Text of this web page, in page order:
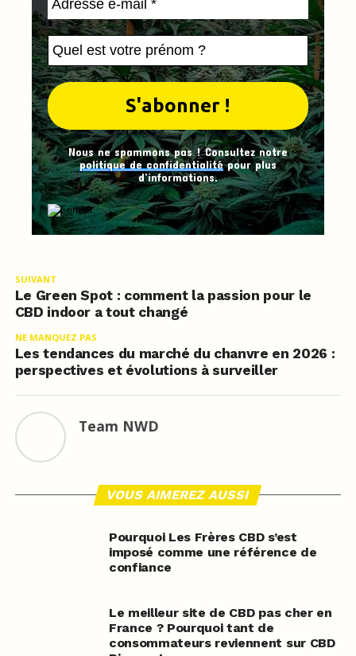
Nous ne spammons pas ! Consultez notre
politique de confidentialitépour plus
d’informations.
SUIVANT
Le Green Spot : comment la passion pour le
CBD indoor a tout changé
NE MANQUEZ PAS
Les tendances du marché du chanvre en 2026 :
perspectives et évolutions à surveiller
Team NWD
VOUS AIMEREZ AUSSI
Pourquoi Les Frères CBD s’est
imposé comme une référence de
confiance
Le meilleur site de CBD pas cher en
France ? Pourquoi tant de
consommateurs reviennent sur CBD